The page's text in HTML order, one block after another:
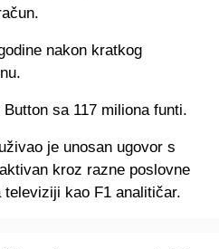
nakon kratkog
sa 117 miliona funti.
je unosan ugovor s
kroz razne poslovne
televiziji kao F1 analitičar.